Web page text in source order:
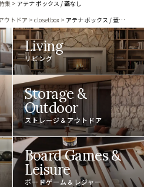
集
アテナ ボックス / 蓋なし
ウトドア closetbox アテナ ボックス / 蓋なし
Living
リビング
Storage &
Outdoor
ストレージ＆アウトドア
Board Games &
Leisure
ボードゲーム＆レジャー